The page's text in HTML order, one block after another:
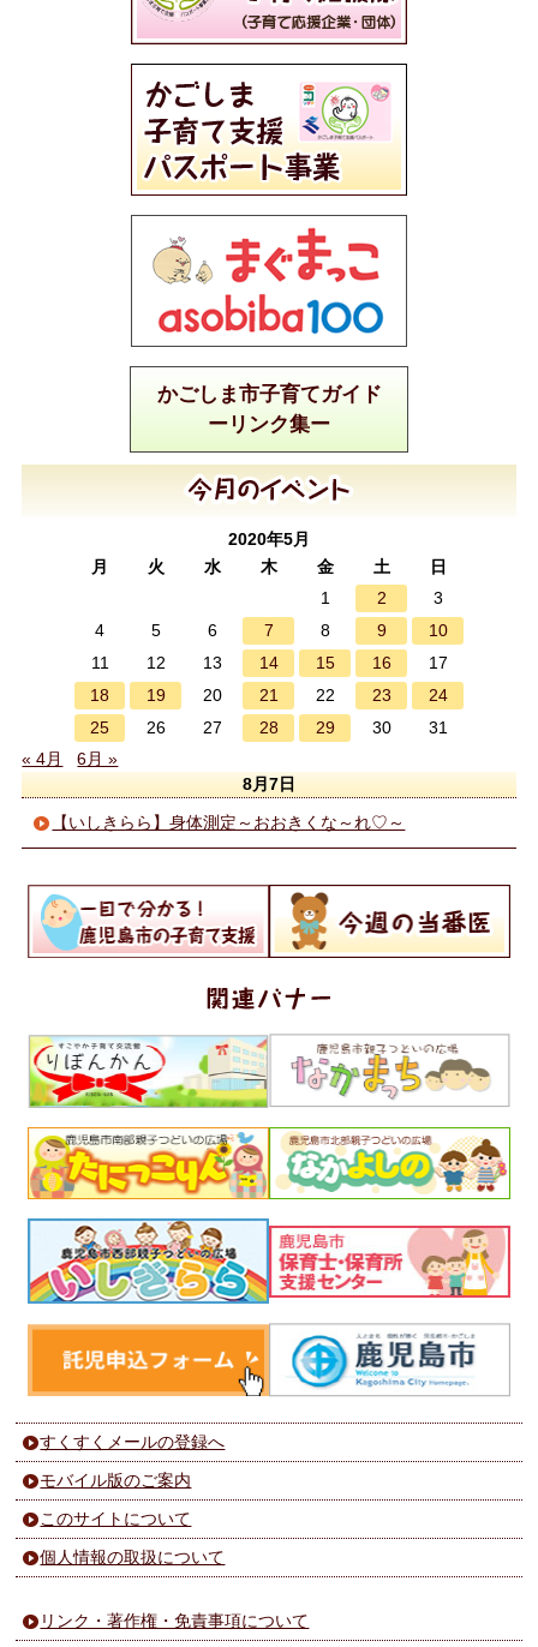
かごしま市子育てガイド
ーリンク集ー
2020年5月
月
火 水 木 金 土
日
1
2
3
4
5 6 7 8 9
10
11
12 13 14 15 16
17
18
19 20 21 22 23
24
25
26 27 28 29 30
31
« 4月
6月 »
8月7日
【いしきらら】身体測定～おおきくな～れ♡～
すくすくメールの登録へ
モバイル版のご案内
このサイトについて
個人情報の取扱について
リンク・著作権・免責事項について